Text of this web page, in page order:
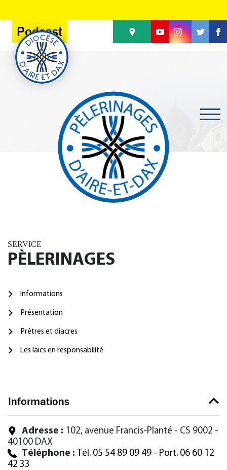
Podcast
SERVICE
PÈLERINAGES
Informations
Présentation
Prêtres et diacres
Les laïcs en responsabilité
Informations
Adresse : 102, avenue Francis-Planté - CS 9002 -
40100 DAX
Téléphone :
Tél. 05 54 89 09 49 - Port. 06 60 12
42 33